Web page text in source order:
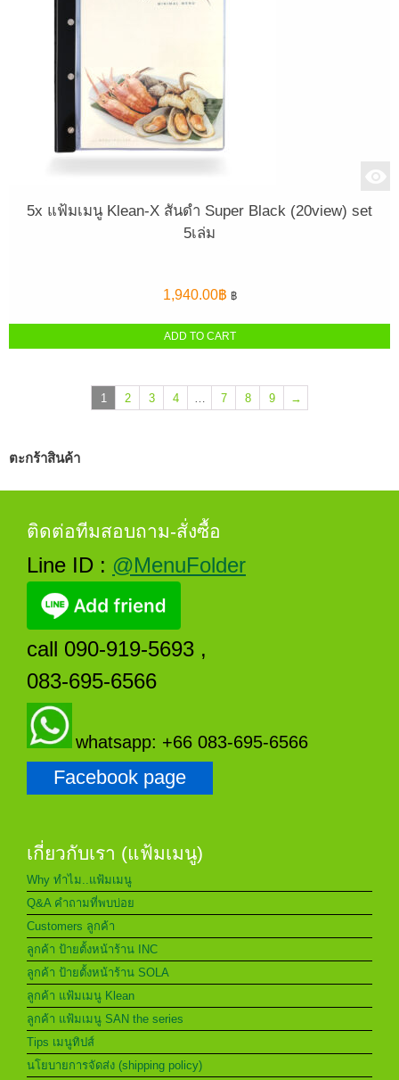
5x แฟ้มเมนู Klean-X สันดำ Super Black (20view) set
5เล่ม
1,940.00฿ ฿
ADD TO CART
1 2 3 4 7 8 9 →
ตะกร้าสินค้า
ติดต่อทีมสอบถาม-สั่งซื้อ
Line ID : @MenuFolder
call 090-919-5693 ,
083-695-6566
whatsapp: +66 083-695-6566
Facebook page
เกี่ยวกับเรา (แฟ้มเมนู)
Why ทำไม..แฟ้มเมนู
Q&A คำถามที่พบบ่อย
Customers ลูกค้า
ลูกค้า ป้ายตั้งหน้าร้าน INC
ลูกค้า ป้ายตั้งหน้าร้าน SOLA
ลูกค้า แฟ้มเมนู Klean
ลูกค้า แฟ้มเมนู SAN the series
Tips เมนูทิปส์
นโยบายการจัดส่ง (shipping policy)